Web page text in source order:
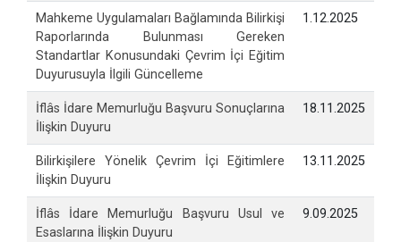
Mahkeme Uygulamaları Bağlamında Bilirkişi
Raporlarında Bulunması Gereken
Standartlar Konusundaki Çevrim İçi Eğitim
Duyurusuyla İlgili Güncelleme
1.12.2025
İflâs İdare Memurluğu Başvuru Sonuçlarına
İlişkin Duyuru
18.11.2025
Bilirkişilere Yönelik Çevrim İçi Eğitimlere
İlişkin Duyuru
13.11.2025
İflâs İdare Memurluğu Başvuru Usul ve
Esaslarına İlişkin Duyuru
9.09.2025